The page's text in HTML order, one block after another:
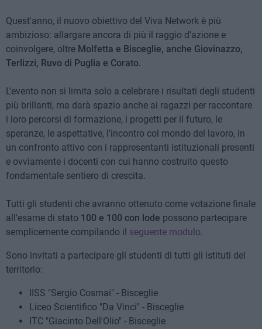
Quest'anno, il nuovo obiettivo del Viva Network è più
ambizioso: allargare ancora di più il raggio d'azione e
coinvolgere, oltre Molfetta e Bisceglie, anche Giovinazzo,
Terlizzi, Ruvo di Puglia e Corato.
L'evento non si limita solo a celebrare i risultati degli studenti
più brillanti, ma darà spazio anche ai ragazzi per raccontare
i loro percorsi di formazione, i progetti per il futuro, le
speranze, le aspettative, l'incontro col mondo del lavoro, in
un confronto attivo con i rappresentanti istituzionali presenti
e ovviamente i docenti con cui hanno costruito questo
fondamentale sentiero di crescita.
Tutti gli studenti che avranno ottenuto come votazione finale
all'esame di stato 100 e 100 con lode possono partecipare
semplicemente compilando il seguente modulo.
Sono invitati a partecipare gli studenti di tutti gli istituti del
territorio:
IISS "Sergio Cosmai" - Bisceglie
Liceo Scientifico "Da Vinci" - Bisceglie
ITC "Giacinto Dell'Olio" - Bisceglie